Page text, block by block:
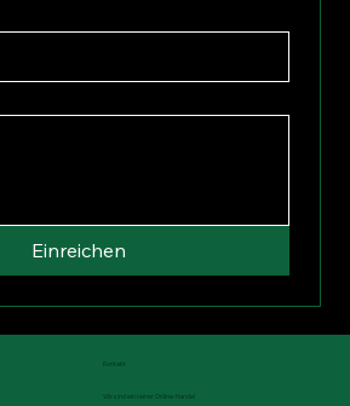
Einreichen
Wir sind ein reiner Online-Handel
Kontakt